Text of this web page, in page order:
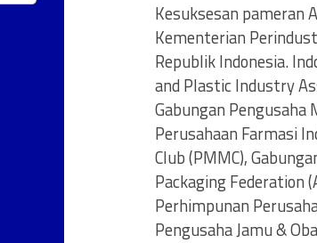
Kesuksesan pameran
Kementerian
Republik Indonesia.
and Plastic Industry
Gabungan Pengusaha
Perusahaan Farmasi
Club (PMMC),
Packaging Federation
Perhimpunan
Pengusaha Jamu &